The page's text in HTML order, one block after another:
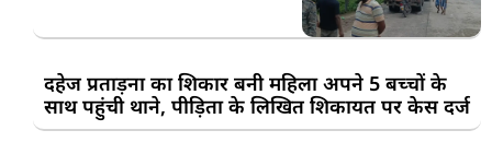
दहेज प्रताड़ना का शिकार बनी महिला अपने 5 बच्चों के
साथ पहुंची थाने, पीड़िता के लिखित शिकायत पर केस दर्ज